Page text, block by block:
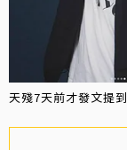
天殘7天前才發文提